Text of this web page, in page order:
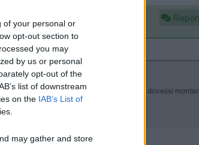
of your personal or
opt-out section to
you may
by us or personal
opt-out of the
list of downstream
on the IAB’s List of
may gather and store
che aiuterebbe molto anche nel caso tu dovessi